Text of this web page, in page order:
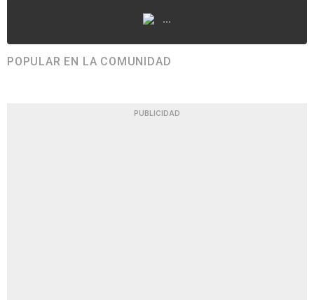
...
POPULAR EN LA COMUNIDAD
PUBLICIDAD